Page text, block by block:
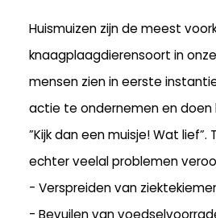
Huismuizen zijn de meest
knaagplaagdierensoort in
mensen zien in eerste
actie te ondernemen en
”Kijk dan een muisje! Wat lief”.
echter veelal problemen
- Verspreiden van
- Bevuilen van